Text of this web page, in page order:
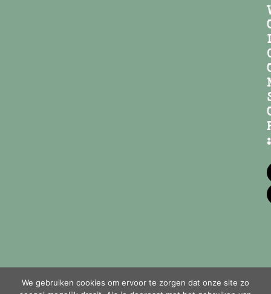
:
We gebruiken cookies om ervoor te zorgen dat onze site zo